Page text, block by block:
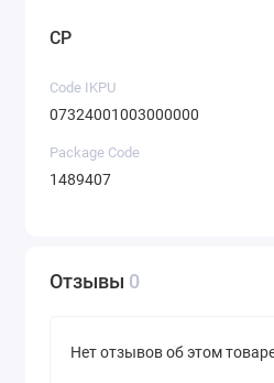
CP
Code IKPU
07324001003000000
Package Code
1489407
Отзывы 0
Нет отзывов об этом